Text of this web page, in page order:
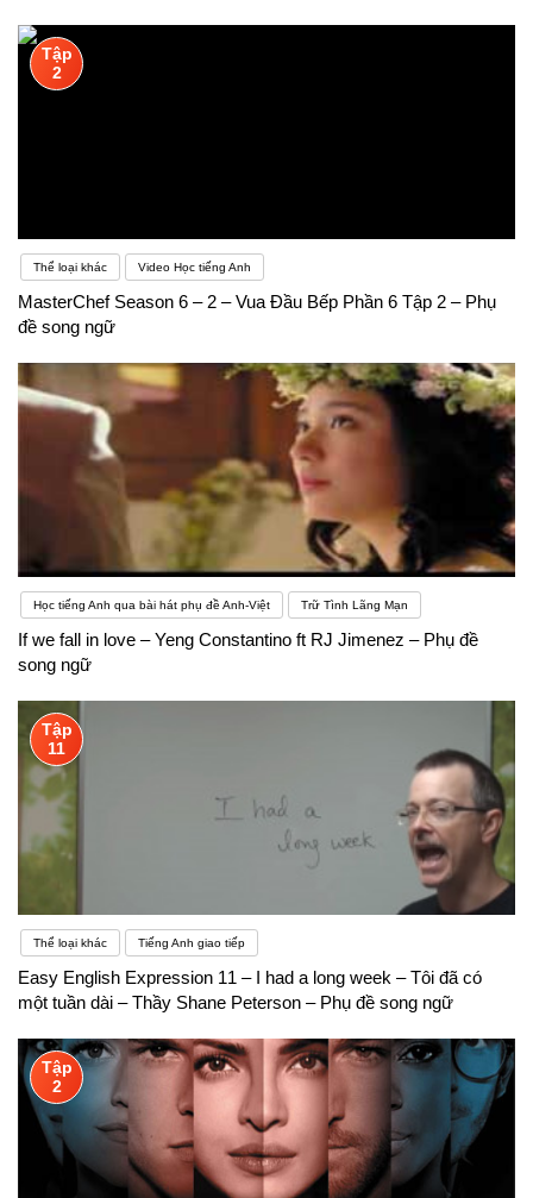
Tập
2
Thể loại khác Video Học tiếng Anh
MasterChef Season 6 – 2 – Vua Đầu Bếp Phần 6 Tập 2 – Phụ
đề song ngữ
Học tiếng Anh qua bài hát phụ đề Anh-Việt Trữ Tình Lãng Mạn
If we fall in love – Yeng Constantino ft RJ Jimenez – Phụ đề
song ngữ
Tập
11
Thể loại khác Tiếng Anh giao tiếp
Easy English Expression 11 – I had a long week – Tôi đã có
một tuần dài – Thầy Shane Peterson – Phụ đề song ngữ
Tập
2